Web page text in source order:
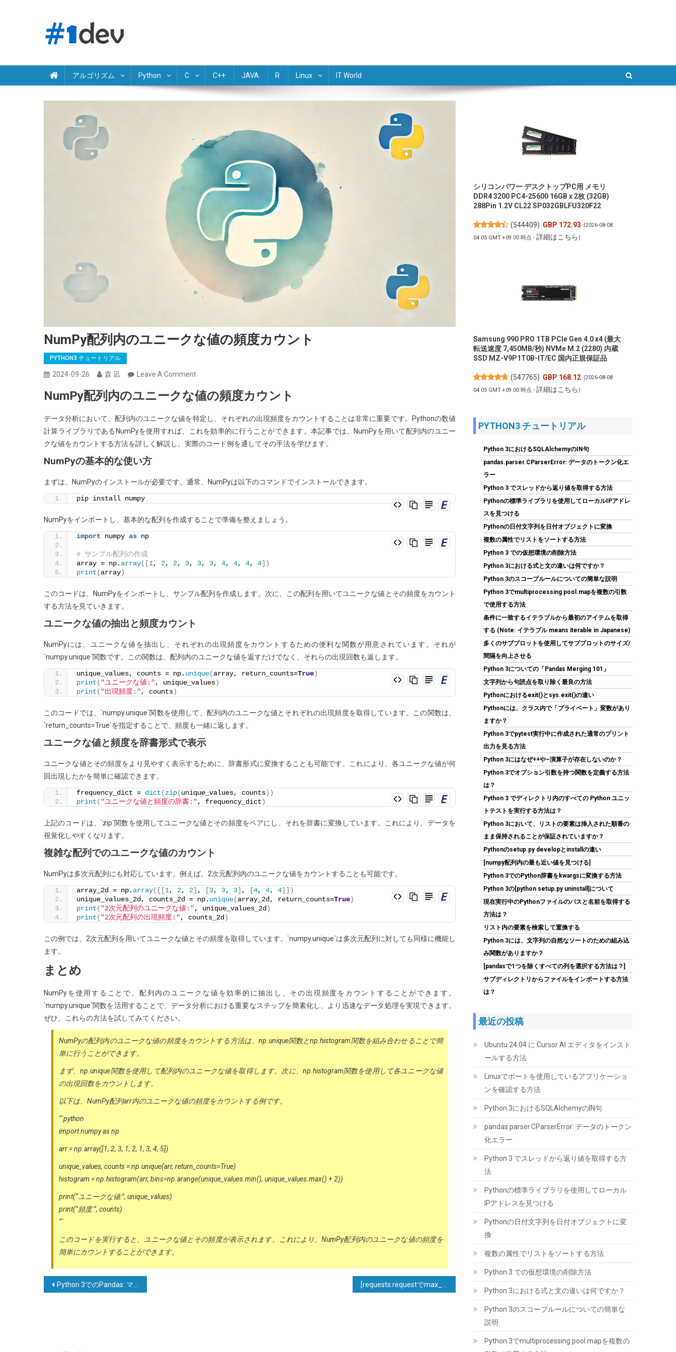
アルゴリズム Python C C++ JAVA R Linux IT World
NumPy配列内のユニークな値の頻度カウント
PYTHON3 チュートリアル
2024-09-26 森 凪 Leave A CommentOn
配
内
の
ユ
ク
の
カ
NumPy配列内のユニークな値の頻度カウント
データ分析において、配列内のユニークな値を特定し、それぞれの出現頻度をカウントすることは非常に重要です。Pythonの数値
計算ライブラリであるNumPyを使用すれば、これを効率的に行うことができます。本記事では、NumPyを用いて配列内のユニー
クな値をカウントする方法を詳しく解説し、実際のコード例を通してその手法を学びます。
NumPyの基本的な使い方
まずは、NumPyのインストールが必要です。通常、NumPyは以下のコマンドでインストールできます。
pip install numpy
NumPyをインポートし、基本的な配列を作成することで準備を整えましょう。
import numpy as np
# サンプル配列の作成
array = np. array([1, 2, 2, 3, 3, 3, 4, 4, 4, 4])
print(array)
このコードは、NumPyをインポートし、サンプル配列を作成します。次に、この配列を用いてユニークな値とその頻度をカウント
する方法を見ていきます。
ユニークな値の抽出と頻度カウント
NumPyには、ユニークな値を抽出し、それぞれの出現頻度をカウントするための便利な関数が用意されています。それが
`numpy.unique`関数です。この関数は、配列内のユニークな値を返すだけでなく、それらの出現回数も返します。
unique_values, counts = np. unique(array, return_counts=True)
print( "ユニークな値:", unique_values)
print( "出現頻度:", counts)
このコードでは、`numpy.unique`関数を使用して、配列内のユニークな値とそれぞれの出現頻度を取得しています。この関数は、
`return_counts=True`を指定することで、頻度も一緒に返します。
ユニークな値と頻度を辞書形式で表示
ユニークな値とその頻度をより見やすく表示するために、辞書形式に変換することも可能です。これにより、各ユニークな値が何
回出現したかを簡単に確認できます。
frequency_dict = dict(zip(unique_values, counts))
print( "ユニークな値と頻度の辞書:", frequency_dict)
上記のコードは、`zip`関数を使用してユニークな値とその頻度をペアにし、それを辞書に変換しています。これにより、データを
視覚化しやすくなります。
複雑な配列でのユニークな値のカウント
NumPyは多次元配列にも対応しています。例えば、2次元配列内のユニークな値をカウントすることも可能です。
array_2d = np. array([[1, 2, 2] , [3, 3, 3] , [4, 4, 4]])
unique_values_2d, counts_2d = np. unique(array_2d, return_counts=True)
print( "2次元配列のユニークな値:", unique_values_2d )
print( "2次元配列の出現頻度:", counts_2d )
この例では、2次元配列を用いてユニークな値とその頻度を取得しています。`numpy.unique`は多次元配列に対しても同様に機能し
ます。
まとめ
NumPyを使用することで、配列内のユニークな値を効率的に抽出し、その出現頻度をカウントすることができます。
`numpy.unique`関数を活用することで、データ分析における重要なステップを簡素化し、より迅速なデータ処理を実現できます。
ぜひ、これらの方法を試してみてください。
NumPyの配列内のユニークな値の頻度をカウントする方法は、np.unique関数とnp.histogram関数を組み合わせることで簡
単に行うことができます。
まず、np.unique関数を使用して配列内のユニークな値を取得します。次に、np.histogram関数を使用して各ユニークな値
の出現回数をカウントします。
以下は、NumPy配列arr内のユニークな値の頻度をカウントする例です。
“`python
import numpy as np
arr = np.array([1, 2, 3, 1, 2, 1, 3, 4, 5])
unique_values, counts = np.unique(arr, return_counts=True)
histogram = np.histogram(arr, bins=np.arange(unique_values.min(), unique_values.max() + 2))
print(“ユニークな値:”, unique_values)
print(“頻度:”, counts)
“`
このコードを実行すると、ユニークな値とその頻度が表示されます。これにより、NumPy配列内のユニークな値の頻度を
簡単にカウントすることができます。
投 Python 3でのPandas: マルチレベルカラムインデックスからレベルを削除する方法は？
シリコンパワー デスクトップPC用 メモリ
DDR4 3200 PC4-25600 16GB x 2枚 (32GB)
288Pin 1.2V CL22 SP032GBLFU320F22
(544409) GBP 172.93 (2026-08-08
04:05 GMT +09:00 時点 -詳細はこちら)
Samsung 990 PRO 1TB PCIe Gen 4.0 x4 (最大
転送速度 7,450MB/秒) NVMe M.2 (2280) 内蔵
SSD MZ-V9P1T0B-IT/EC 国内正規保証品
(547765) GBP 168.12 (2026-08-08
04:05 GMT +09:00 時点 -詳細はこちら)
KingSpec SSD 1TB SATAIII 6Gb/s 2.5インチ内
蔵SSD 最大読込570MB/s 3D NAND メーカー保
証3年
(5434008) GBP 91.22 (2026-08-08
04:05 GMT +09:00 時点 -詳細はこちら)
Tuloka 4個ヒートシンク 導熱接着シート4pcs
付き 熱暴走対策 冷却ラジエーターフィンCPU
ICチップ 回路基板 LEDアンプに適用 アルミニウ
ム 黒 70mm×22mm×6mm
(5422382) GBP 3.60
(2026-08-08 04:05
GMT +09:00 時点 - 詳細はこちら)
Seagate BarraCuda 3.5インチ 内蔵HDD 8TB
PC用 ST8000DM004
(5424024) GBP 211.38 (2026-08-08
04:05 GMT +09:00 時点 - 詳細はこちら)
MSI MAG B850 TOMAHAWK MAX WIFI AMD
Ryzen 9000/8000/7000シリーズ(AM5)対応
ATXマザーボード MB6743
【Amazon.co.jp 限定】Western Digital ウエス
タンデジタル WD Red Plus 内蔵 HDD 8TB CMR
3.5インチ SATA 5640rpm キャッシュ256MB
NAS メーカー保証3年 WD80EFAX-AJP エコパ
ッケージ 【国内正規取扱代理店】
( 542396) GBP 284.98 (2026-08-08
04:05 GMT +09:00 時点 -
CORSAIR RM850x 2024年モデル PC電源ユニッ
ト 850W ATX3.1 PCIe5.1対応 フルモジュラー
(546112) GBP 113.99 (2026-08-08
04:05 GMT +09:00 時点 -
詳細はこちら )
PYTHON3 チュートリアル
Python 3におけるSQLAlchemyのIN句
pandas.parser.CParserError: データのトークン化エ
ラー
Python 3 でスレッドから返り値を取得する方法
Pythonの標準ライブラリを使用してローカルIPアドレ
スを見つける
Pythonの日付文字列を日付オブジェクトに変換
複数の属性でリストをソートする方法
Python 3 での仮想環境の削除方法
Python 3における式と文の違いは何ですか？
Python 3のスコープルールについての簡単な説明
Python 3でmultiprocessing pool.mapを複数の引数
で使用する方法
条件に一致するイテラブルから最初のアイテムを取得
する (Note: イテラブル means iterable in Japanese)
多くのサブプロットを使用してサブプロットのサイズ/
間隔を向上させる
Python 3についての「Pandas Merging 101」
文字列から句読点を取り除く最良の方法
Pythonにおけるexit()とsys.exit()の違い
Pythonには、クラス内で「プライベート」変数があり
ますか？
Python 3でpytest実行中に作成された通常のプリント
出力を見る方法
Python 3にはなぜ++や–演算子が存在しないのか？
Python 3でオプション引数を持つ関数を定義する方法
は？
Python 3 でディレクトリ内のすべての Python ユニッ
トテストを実行する方法は？
Python 3において、リストの要素は挿入された順番の
まま保持されることが保証されていますか？
Pythonのsetup.py developとinstallの違い
[numpy配列内の最も近い値を見つける]
Python 3でのPython辞書をkwargsに変換する方法
Python 3の[python setup.py uninstall]について
現在実行中のPythonファイルのパスと名前を取得する
方法は？
リスト内の要素を検索して置換する
Python 3には、文字列の自然なソートのための組み込
み関数がありますか？
[pandasで1つを除くすべての列を選択する方法は？]
サブディレクトリからファイルをインポートする方法
は？
最近の投稿
Ubuntu 24.04 に Cursor AI エディタをインスト
ールする方法
Linuxでポートを使用しているアプリケーショ
ンを確認する方法
Python 3におけるSQLAlchemyのIN句
pandas.parser.CParserError: データのトークン
化エラー
Python 3 でスレッドから返り値を取得する方
法
Pythonの標準ライブラリを使用してローカル
IPアドレスを見つける
Pythonの日付文字列を日付オブジェクトに変
換
複数の属性でリストをソートする方法
Python 3 での仮想環境の削除方法
Python 3における式と文の違いは何ですか？
Python 3のスコープルールについての簡単な
説明
Python 3でmultiprocessing pool.mapを複数の